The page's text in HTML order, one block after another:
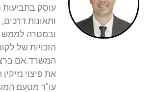
עוסק בתביעות
ותאונות
ובמטרה לממש
הזכויות של
המשרד.אם
את פיצוי
עו"ד מטעם